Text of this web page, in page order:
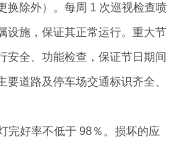
换除外）。每周 1 次巡视检查喷
设施，保证其正常运行。重大节
安全、功能检查，保证节日期间
要道路及停车场交通标识齐全、
完好率不低于 98％。损坏的应